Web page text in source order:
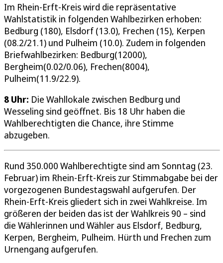
Im Rhein-Erft-Kreis wird die repräsentative
Wahlstatistik in folgenden Wahlbezirken erhoben:
Bedburg (180), Elsdorf (13.0), Frechen (15), Kerpen
(08.2/21.1) und Pulheim (10.0). Zudem in folgenden
Briefwahlbezirken: Bedburg(12000),
Bergheim(0.02/0.06), Frechen(8004),
Pulheim(11.9/22.9).
8 Uhr: Die Wahllokale zwischen Bedburg und
Wesseling sind geöffnet. Bis 18 Uhr haben die
Wahlberechtigten die Chance, ihre Stimme
abzugeben.
Rund 350.000 Wahlberechtigte sind am Sonntag (23.
Februar) im Rhein-Erft-Kreis zur Stimmabgabe bei der
vorgezogenen Bundestagswahl aufgerufen. Der
Rhein-Erft-Kreis gliedert sich in zwei Wahlkreise. Im
größeren der beiden das ist der Wahlkreis 90 – sind
die Wählerinnen und Wähler aus Elsdorf, Bedburg,
Kerpen, Bergheim, Pulheim. Hürth und Frechen zum
Urnengang aufgerufen.